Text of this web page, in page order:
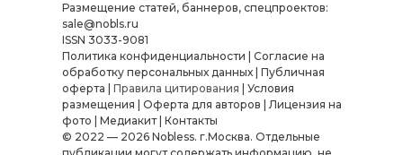
Размещение статей, баннеров, спецпроектов:
sale@nobls.ru
ISSN 3033-9081
Политика конфиденциальности
Согласие на
обработку персональных данных| Публичная
оферта
Правила цитирования
Условия
размещения
Оферта для авторов |Лицензия на
фото
Медиакит| Контакты
© 2022 — 2026 Nobless. г.Москва. Отдельные